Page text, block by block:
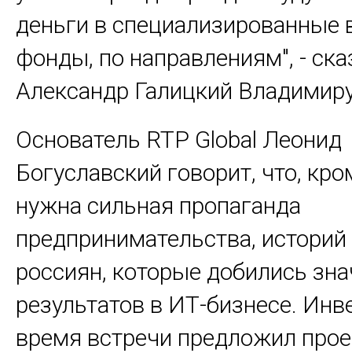
деньги в специализированные
фонды, по направлениям", -
Александр Галицкий
Основатель RTP Global Леонид
Богуславский говорит, что,
нужна сильная пропаганда
предпринимательства, историй
россиян, которые добились
результатов в ИТ-бизнесе.
время встречи предложил